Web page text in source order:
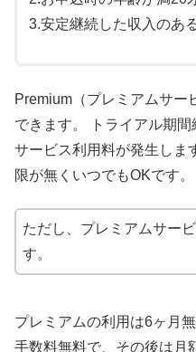
3.安定継続した収入のあ
Premium（プレミアムサー
できます。 トライアル期
サービス利用料が発生しま
限が無くいつでもOKです。
ただし、プレミアムサー
す。
プレミアムの利用は6ヶ月
手数料無料で、その後は月